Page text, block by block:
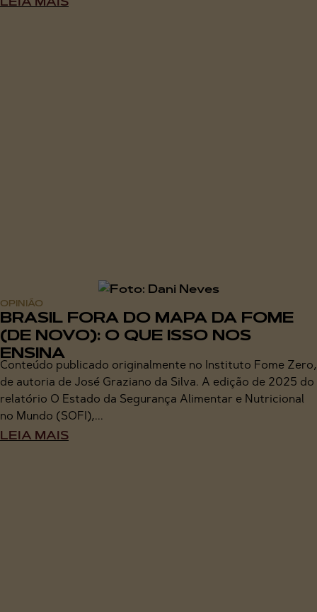
OPINIÃO
BRASIL FORA DO MAPA DA FOME
(DE NOVO): O QUE ISSO NOS
ENSINA
Conteúdo publicado originalmente no Instituto Fome Zero,
de autoria de José Graziano da Silva. A edição de 2025 do
relatório O Estado da Segurança Alimentar e Nutricional
no Mundo (SOFI),...
LEIA MAIS